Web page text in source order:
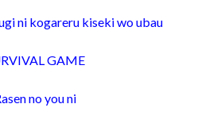
ni kogareru kiseki wo ubau
GAME
no you ni